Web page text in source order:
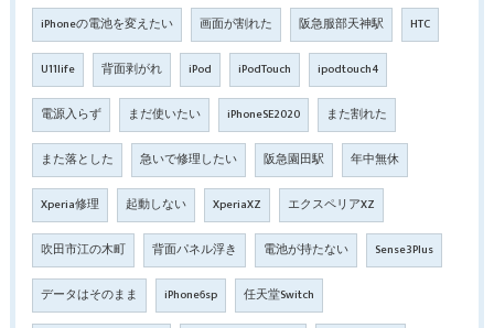
iPhoneの電池を変えたい 画面が割れた 阪急服部天神駅 HTC
U11life 背面剥がれ iPod iPodTouch ipodtouch4
電源入らず まだ使いたい iPhoneSE2020 また割れた
また落とした 急いで修理したい 阪急園田駅 年中無休
Xperia修理 起動しない XperiaXZ エクスペリアXZ
吹田市江の木町 背面パネル浮き 電池が持たない Sense3Plus
データはそのまま iPhone6sp 任天堂Switch